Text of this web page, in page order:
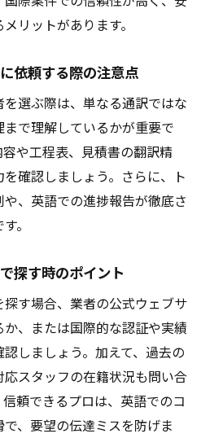
リットがあります。
依頼する際の注意点
選ぶ際は、単なる通訳ではな
で理解しているかが重要で
や工程表、見積書の翻訳精
確認しましょう。さらに、ト
、英語での進捗報告が徹底さ
。
探す時のポイント
す場合、業者の公式ウェブサ
、または国際的な認証や実績
しましょう。加えて、過去の
スタッフの在籍状況も問い合
頼できるプロは、英語でのコ
、要望の伝達ミスを防げま